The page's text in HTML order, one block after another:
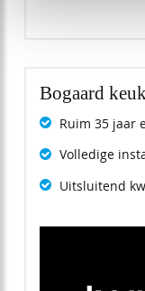
Bogaard
Ruim 35 jaar
Volledige
Uitsluitend